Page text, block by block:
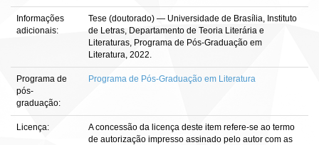
Informações
adicionais:
Tese (doutorado) — Universidade de Brasília, Instituto
de Letras, Departamento de Teoria Literária e
Literaturas, Programa de Pós-Graduação em
Literatura, 2022.
Programa de
pós-
graduação:
Programa de Pós-Graduação em Literatura
Licença:
A concessão da licença deste item refere-se ao termo
de autorização impresso assinado pelo autor com as